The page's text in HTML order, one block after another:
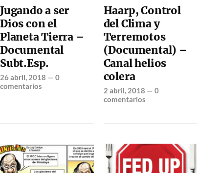
Jugando a ser
Dios con el
Planeta Tierra –
Documental
Subt.Esp.
26 abril, 2018 — 0
comentarios
Haarp, Control
del Clima y
Terremotos
(Documental) –
Canal helios
colera
2 abril, 2018 — 0
comentarios